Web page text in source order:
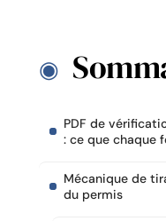
PDF de
: ce que chaque
Mécanique de
du permis